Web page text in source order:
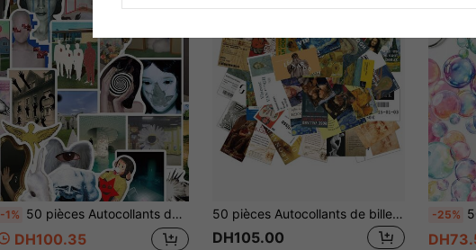
-1% 50 pièces Autocollants de style surréaliste Dreamcore, Pack d'autocollants Weirdcore, Autocollants d'art Dreamcore amusants, Autocollants de graffiti de mode fantastique, Convient pour les bouteilles d'eau, les guitares, les bagages, les téléphones, les coques de téléphone, les ordinateurs portables, les skateboards, les autocollants de scrapbooking, les cadeaux
DH100.35
50 pièces Autocollants de billets de musée d'art, peinture à l'huile artistique, autocollants de peinture célèbre convenant pour cahier, ordinateur portable, bouteille d'eau, vélo, planche à roulettes, album de découpage, vinyle imperméable, fournitures scolaires de galerie d'art
DH105.00
-25% 50